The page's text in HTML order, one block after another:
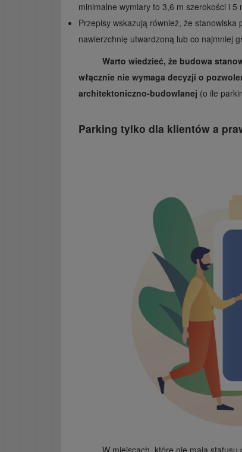
minimalne wymiary to 3,6 m szerokości i 5
Przepisy wskazują również, że
nawierzchnię utwardzoną lub co najmniej
Warto wiedzieć, że budowa
włącznie nie wymaga decyzji o
architektoniczno-budowlanej (o ile
Parking tylko dla klientów a
W miejscach, które nie mają